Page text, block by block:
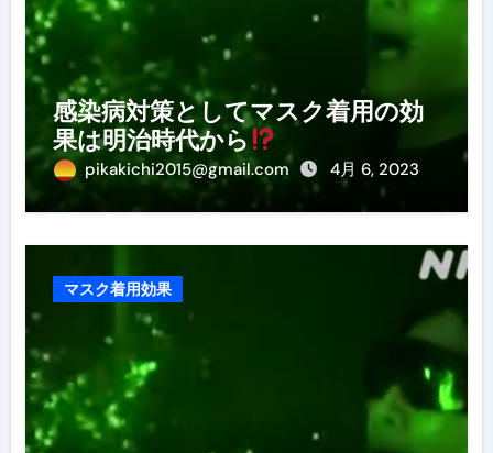
感染病対策としてマスク着用の効
果は明治時代から
pikakichi2015@gmail.com 4月 6, 2023
マスク着用効果